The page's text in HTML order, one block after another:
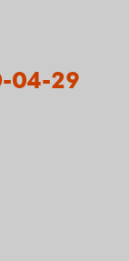
04-29